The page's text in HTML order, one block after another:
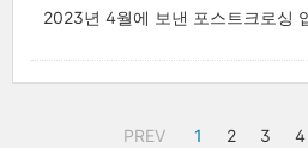
2023년 4월에 보낸 포스트크로싱
PREV 1 2 3 4